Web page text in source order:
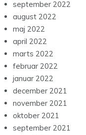
september 2022
august 2022
maj 2022
april 2022
marts 2022
februar 2022
januar 2022
december 2021
november 2021
oktober 2021
september 2021